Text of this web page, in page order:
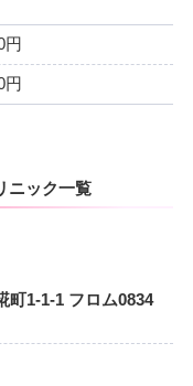
円
円
ニック一覧
町1-1-1 フロム0834